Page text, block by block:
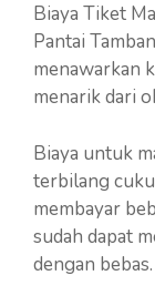
Biaya Tiket
Pantai
menawarkan
menarik dari
Biaya untuk
terbilang
membayar
sudah dapat
dengan bebas.